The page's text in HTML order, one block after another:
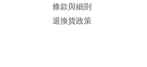
條款與細則
退換貨政策